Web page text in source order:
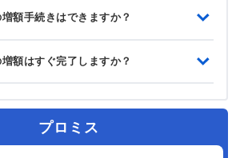
額手続きはできますか？
額はすぐ完了しますか？
プロミス